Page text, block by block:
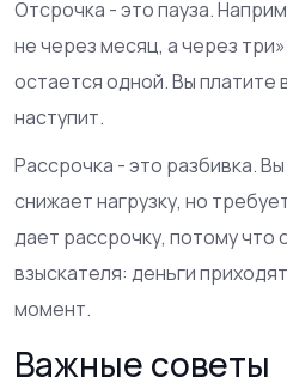
Отсрочка - это пауза.
не через месяц, а через
остается одной. Вы платите
наступит.
Рассрочка - это разбивка.
снижает нагрузку, но
дает рассрочку, потому
взыскателя: деньги
момент.
Важные советы